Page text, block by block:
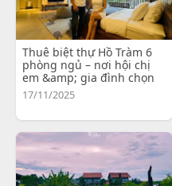
Thuê biệt thự Hồ Tràm 6
phòng ngủ – nơi hội chị
em &amp; gia đình chọn
17/11/2025